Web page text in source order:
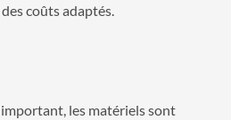
coûts adaptés.
les matériels sont